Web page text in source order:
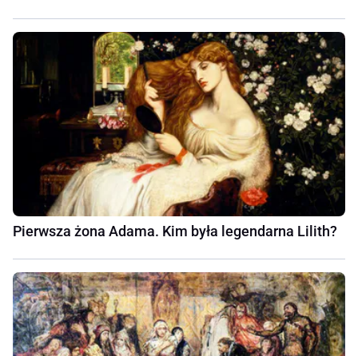
Pierwsza żona Adama. Kim była legendarna Lilith?